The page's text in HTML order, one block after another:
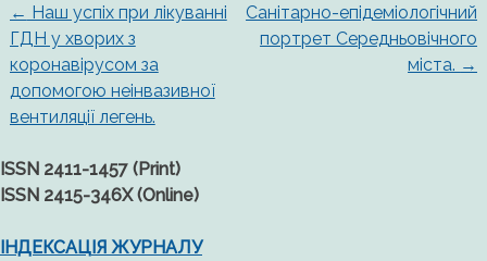
Post
navigation
← Наш успіх при лікуванні
ГДН у хворих з
коронавірусом за
допомогою неінвазивної
вентиляції легень.
Санітарно-епідеміологічний
портрет Середньовічного
міста. →
ISSN 2411-1457 (Print)
ISSN 2415-346X (Online)
ІНДЕКСАЦІЯ ЖУРНАЛУ